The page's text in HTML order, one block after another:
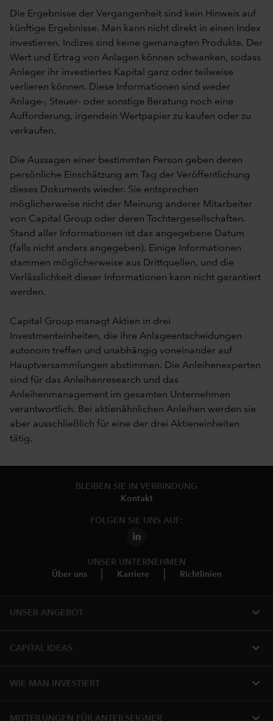
Die Ergebnisse der Vergangenheit sind kein Hinweis auf
künftige Ergebnisse. Man kann nicht direkt in einen Index
investieren. Indizes sind keine gemanagten Produkte. Der
Wert und Ertrag von Anlagen können schwanken, sodass
Anleger ihr investiertes Kapital ganz oder teilweise
verlieren können. Diese Informationen sind weder
Anlage-, Steuer- oder sonstige Beratung noch eine
Aufforderung, irgendein Wertpapier zu kaufen oder zu
verkaufen.
Die Aussagen einer bestimmten Person geben deren
persönliche Einschätzung am Tag der Veröffentlichung
dieses Dokuments wieder. Sie entsprechen
möglicherweise nicht der Meinung anderer Mitarbeiter
von Capital Group oder deren Tochtergesellschaften.
Stand aller Informationen ist das angegebene Datum
(falls nicht anders angegeben). Einige Informationen
stammen möglicherweise aus Drittquellen, und die
Verlässlichkeit dieser Informationen kann nicht garantiert
werden.
Capital Group managt Aktien in drei
Investmenteinheiten, die ihre Anlageentscheidungen
autonom treffen und unabhängig voneinander auf
Hauptversammlungen abstimmen. Die Anleihenexperten
sind für das Anleihenresearch und das
Anleihenmanagement im gesamten Unternehmen
verantwortlich. Bei aktienähnlichen Anleihen werden sie
aber ausschließlich für eine der drei Aktieneinheiten
tätig.
BLEIBEN SIE IN VERBINDUNG
Kontakt
FOLGEN SIE UNS AUF:
UNSER UNTERNEHMEN
Über uns
Karriere Richtlinien
UNSER ANGEBOT expand_more
CAPITAL IDEAS expand_more
WIE MAN INVESTIERT expand_more
MITTEILUNGEN FÜR ANTEILSEIGNER